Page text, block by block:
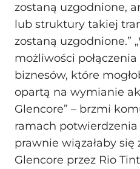
zostaną uzgodnione,
lub struktury takiej
zostaną uzgodnione.”
możliwości
biznesów, które
opartą na wymianie
Glencore” – brzmi
ramach potwierdzenia
prawnie wiązałaby się
Glencore przez Rio